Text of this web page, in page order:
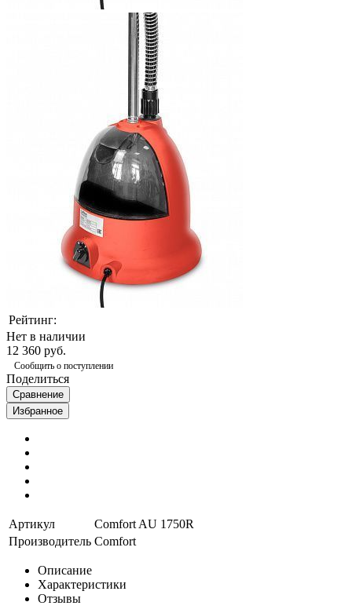
Рейтинг:
Нет в наличии
12 360 руб.
Сообщить о поступлении
Поделиться
Сравнение
Избранное
Артикул
Comfort AU 1750R
Производитель Comfort
Описание
Характеристики
Отзывы